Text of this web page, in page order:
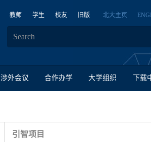
教师 学生 校友 旧版 北大主页
涉外会议 合作办学 大学组织 下载
引智项目